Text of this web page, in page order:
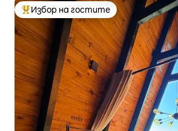
Най-популярен избор на гостите
Избор на гостите